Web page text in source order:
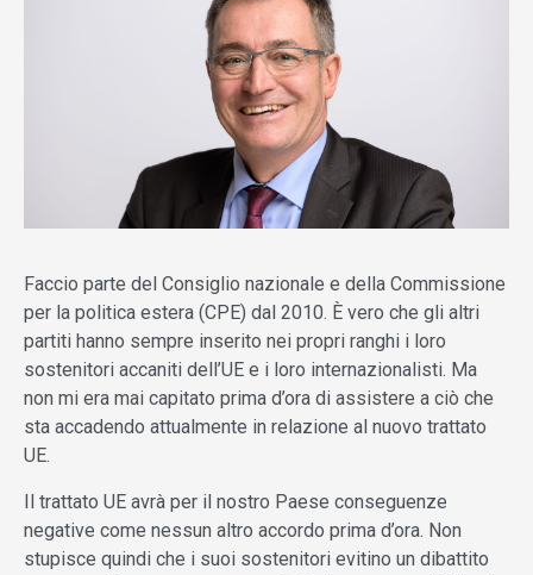
Faccio parte del Consiglio nazionale e della Commissione
per la politica estera (CPE) dal 2010. È vero che gli altri
partiti hanno sempre inserito nei propri ranghi i loro
sostenitori accaniti dell’UE e i loro internazionalisti. Ma
non mi era mai capitato prima d’ora di assistere a ciò che
sta accadendo attualmente in relazione al nuovo trattato
UE.
Il trattato UE avrà per il nostro Paese conseguenze
negative come nessun altro accordo prima d’ora. Non
stupisce quindi che i suoi sostenitori evitino un dibattito